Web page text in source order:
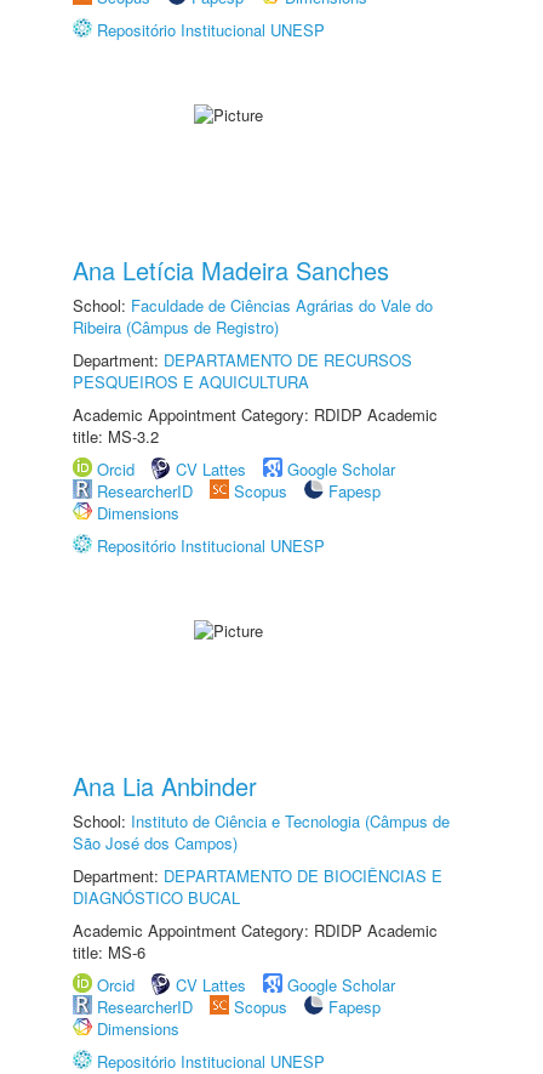
Repositório Institucional UNESP
Ana Letícia Madeira Sanches
School: Faculdade de Ciências Agrárias do Vale do
Ribeira (Câmpus de Registro)
Department: DEPARTAMENTO DE RECURSOS
PESQUEIROS E AQUICULTURA
Academic Appointment Category: RDIDP Academic
title: MS-3.2
Orcid
CV Lattes
Google Scholar
ResearcherID
Scopus
Fapesp
Dimensions
Repositório Institucional UNESP
Ana Lia Anbinder
School: Instituto de Ciência e Tecnologia (Câmpus de
São José dos Campos)
Department: DEPARTAMENTO DE BIOCIÊNCIAS E
DIAGNÓSTICO BUCAL
Academic Appointment Category: RDIDP Academic
title: MS-6
Orcid
CV Lattes
Google Scholar
ResearcherID
Scopus
Fapesp
Dimensions
Repositório Institucional UNESP